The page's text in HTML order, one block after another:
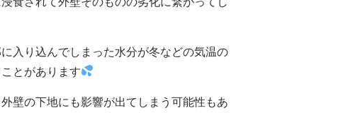
入り込んでしまった水分が冬などの気温の
とがあります
壁の下地にも影響が出てしまう可能性もあ